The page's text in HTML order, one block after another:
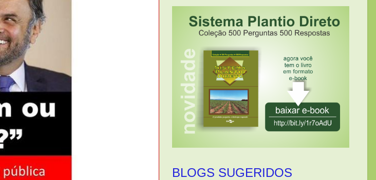
BLOGS SUGERIDOS